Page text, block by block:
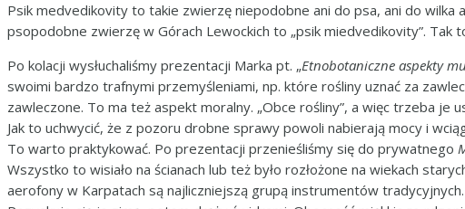
Psik medvedikovity to takie zwierzę niepodobne ani do psa, ani do
psopodobne zwierzę w Górach Lewockich to „psik miedvedikovity”. Tak
Po kolacji wysłuchaliśmy prezentacji Marka pt. „Etnobotaniczne aspekty
swoimi bardzo trafnymi przemyśleniami, np. które rośliny uznać za
zawleczone. To ma też aspekt moralny. „Obce rośliny”, a więc trzeba je
Jak to uchwycić, że z pozoru drobne sprawy powoli nabierają mocy i
To warto praktykować. Po prezentacji przenieśliśmy się do prywatnego
Wszystko to wisiało na ścianach lub też było rozłożone na wiekach
aerofony w Karpatach są najliczniejszą grupą instrumentów